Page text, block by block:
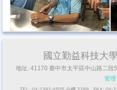
國立勤益科技大
地址: 41170 臺中市太平區中山路二
管理